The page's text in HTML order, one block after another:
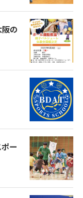
の
ー